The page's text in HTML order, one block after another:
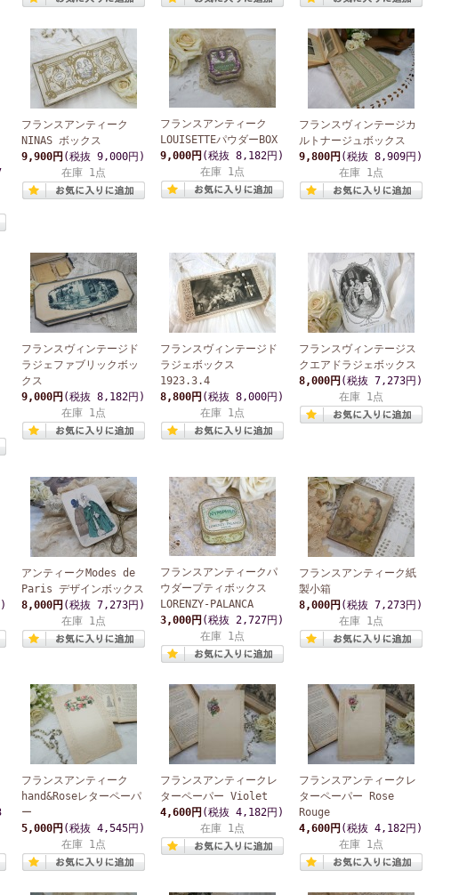
フランスアンティーク
NINAS ボックス
9,900円 (税抜 9,000円)
在庫 1点
フランスアンティーク
LOUISETTEパウダーBOX
9,000円 (税抜 8,182円)
在庫 1点
フランスヴィンテージカ
ルトナージュボックス
9,800円 (税抜 8,909円)
在庫 1点
フランスヴィンテージド
ラジェファブリックボッ
クス
9,000円 (税抜 8,182円)
在庫 1点
フランスヴィンテージド
ラジェボックス
1923.3.4
8,800円 (税抜 8,000円)
在庫 1点
フランスヴィンテージス
クエアドラジェボックス
8,000円 (税抜 7,273円)
在庫 1点
アンティークModes de
Paris デザインボックス
8,000円 (税抜 7,273円)
在庫 1点
フランスアンティークパ
ウダープティボックス
LORENZY-PALANCA
3,000円 (税抜 2,727円)
在庫 1点
フランスアンティーク紙
製小箱
8,000円 (税抜 7,273円)
在庫 1点
フランスアンティーク
hand&Roseレターペーパ
ー
5,000円 (税抜 4,545円)
在庫 1点
フランスアンティークレ
ターペーパー Violet
4,600円 (税抜 4,182円)
在庫 1点
フランスアンティークレ
ターペーパー Rose
Rouge
4,600円 (税抜 4,182円)
在庫 1点